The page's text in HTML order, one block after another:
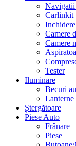
Navigatii
Carlinkit
Camere
Camere
Tester
Iluminare
Becuri
Lanterne
Ștergătoare
Piese Auto
Frânare
Piese